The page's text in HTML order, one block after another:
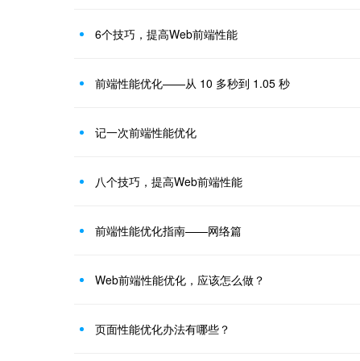
6个技巧，提高Web前端性能
前端性能优化——从 10 多秒到 1.05 秒
记一次前端性能优化
八个技巧，提高Web前端性能
前端性能优化指南——网络篇
Web前端性能优化，应该怎么做？
页面性能优化办法有哪些？